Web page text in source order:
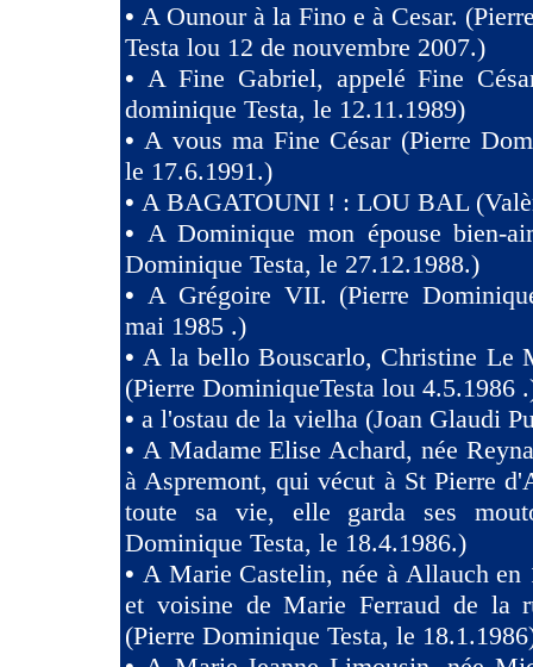
• A Ounour à la Fino e à Cesar.
Testa lou 12 de nouvembre 2007.)
• A Fine Gabriel, appelé Fine
dominique Testa, le 12.11.1989)
•A vous ma Fine César (Pierre
le 17.6.1991.)
• A BAGATOUNI ! : LOU BAL
• A Dominique mon épouse bien-
Dominique Testa, le 27.12.1988.)
• A Grégoire VII. (Pierre
mai 1985 .)
•A la bello Bouscarlo, Christine Le
(Pierre DominiqueTesta lou 4.5.1986
• a l'ostau de la vielha (Joan Glaudi
• A Madame Elise Achard, née
à Aspremont, qui vécut à St Pierre
toute sa vie, elle garda ses
Dominique Testa, le 18.4.1986.)
• A Marie Castelin, née à Allauch en
et voisine de Marie Ferraud de la
(Pierre Dominique Testa, le